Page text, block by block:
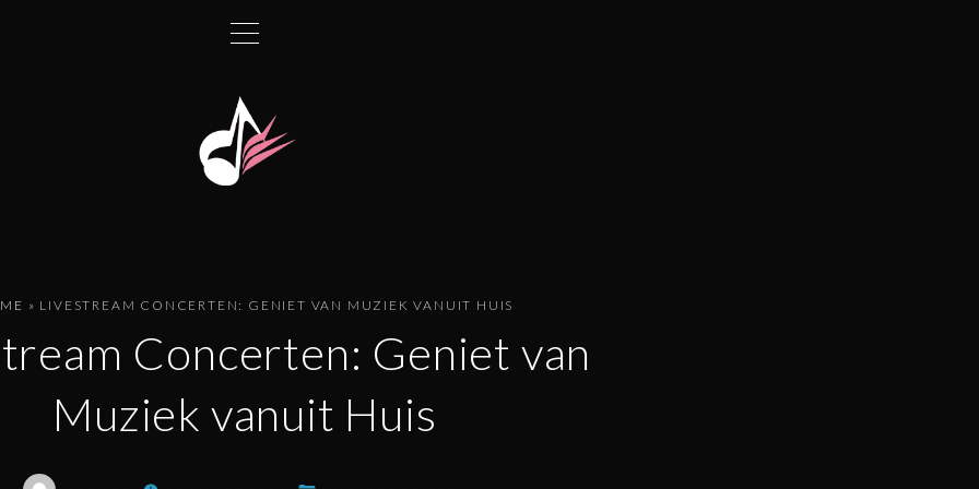
» LIVESTREAM CONCERTEN: GENIET VAN MUZIEK VANUIT HUIS
Concerten: Geniet van
Muziek vanuit Huis